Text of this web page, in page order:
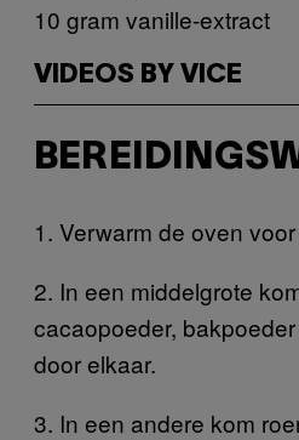
10 gram vanille-extract
VIDEOS BY VICE
1. Verwarm de oven
2. In een middelgrote
cacaopoeder,
door elkaar.
3. In een andere kom